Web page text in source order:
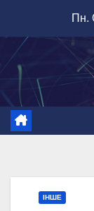
вмісту
Пн.
ІНШЕ